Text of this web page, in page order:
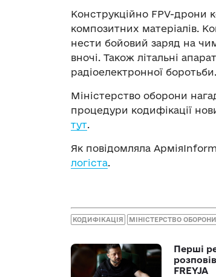
Конструкційно FPV-дрони
композитних матеріалів.
нести бойовий заряд на
вночі. Також літальні
радіоелектронної боротьби.
Міністерство оборони
процедури кодифікації
тут.
Як повідомляла
логіста.
КОДИФІКАЦІЯ МІНІСТЕРСТВО
Перші
FREYJA